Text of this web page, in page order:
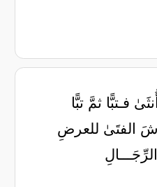
فـتبًّا ثمَّ تبًّا
الفتَىٰ للعرضِ